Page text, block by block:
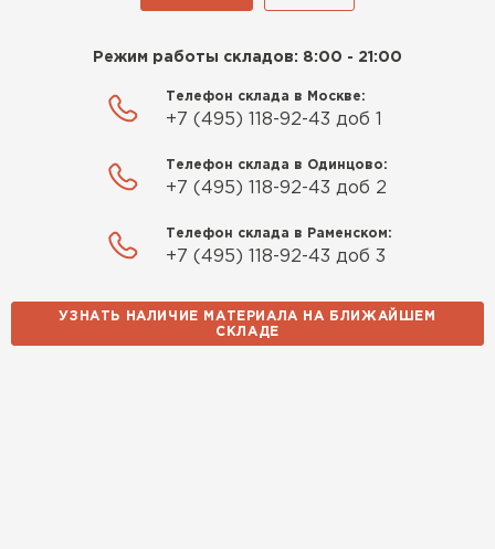
Режим работы складов: 8:00 - 21:00
Телефон склада в Москве:
+7 (495) 118-92-43 доб 1
Телефон склада в Одинцово:
+7 (495) 118-92-43 доб 2
Телефон склада в Раменском:
+7 (495) 118-92-43 доб 3
УЗНАТЬ НАЛИЧИЕ МАТЕРИАЛА НА БЛИЖАЙШЕМ
СКЛАДЕ